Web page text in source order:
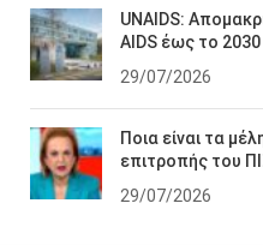
UNAIDS:
AIDS έως το 2030
29/07/2026
Ποια είναι τα
επιτροπής του
29/07/2026